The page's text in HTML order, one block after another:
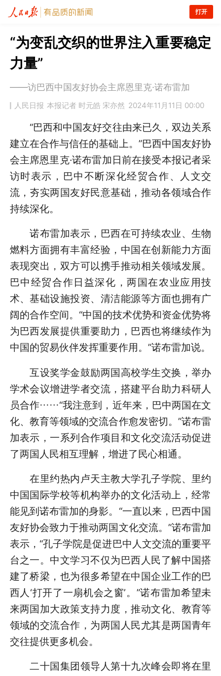
打开
“为变乱交织的世界注入重要稳定
力量”
——访巴西中国友好协会主席恩里克·诺布雷加
人民日报 本报记者 时元皓 宋亦然 2024年11月11日 00:00
“巴西和中国友好交往由来已久，双边关系
建立在合作与信任的基础上。”巴西中国友好协
会主席恩里克·诺布雷加日前在接受本报记者采
访时表示，巴中不断深化经贸合作、人文交
流，夯实两国友好民意基础，推动各领域合作
持续深化。
诺布雷加表示，巴西在可持续农业、生物
燃料方面拥有丰富经验，中国在创新能力方面
表现突出，双方可以携手推动相关领域发展。
巴中经贸合作日益深化，两国在农业应用技
术、基础设施投资、清洁能源等方面也拥有广
阔的合作空间。“中国的技术优势和资金优势将
为巴西发展提供重要助力，巴西也将继续作为
中国的贸易伙伴发挥重要作用。”诺布雷加说。
互设奖学金鼓励两国高校学生交换，举办
学术会议增进学者交流，搭建平台助力科研人
员合作……“我注意到，近年来，巴中两国在文
化、教育等领域的交流合作愈发密切。”诺布雷
加表示，一系列合作项目和文化交流活动促进
了两国人民相互理解，增进了民心相通。
在里约热内卢天主教大学孔子学院、里约
中国国际学校等机构举办的文化活动上，经常
能见到诺布雷加的身影。“一直以来，巴西中国
友好协会致力于推动两国文化交流。”诺布雷加
表示，“孔子学院是促进巴中人文交流的重要平
台之一。中文学习不仅为巴西人民了解中国搭
建了桥梁，也为很多希望在中国企业工作的巴
西人‘打开了一扇机会之窗’。”诺布雷加希望未
来两国加大政策支持力度，推动文化、教育等
领域的交流合作，为两国人民尤其是两国青年
交往提供更多机会。
二十国集团领导人第十九次峰会即将在里